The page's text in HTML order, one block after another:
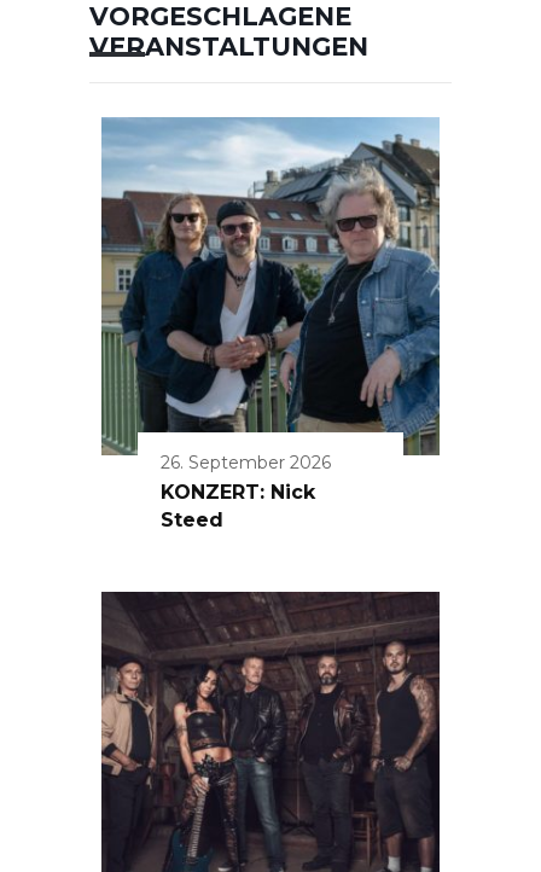
VORGESCHLAGENE
VERANSTALTUNGEN
26. September 2026
KONZERT: Nick
Steed